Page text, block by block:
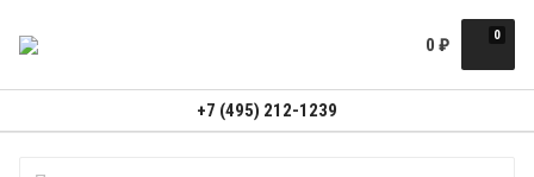
0
0 ₽
+7 (495) 212-1239